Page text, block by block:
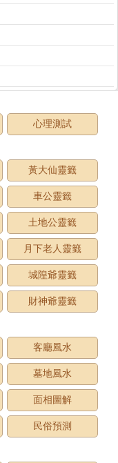
心理測試
黃大仙靈籤
車公靈籤
土地公靈籤
月下老人靈籤
城隍爺靈籤
財神爺靈籤
客廳風水
墓地風水
面相圖解
民俗預測